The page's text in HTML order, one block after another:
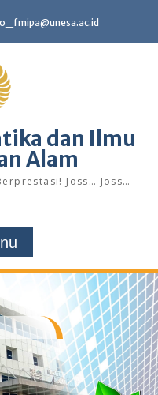
dan Ilmu
Alam
Joss… Joss…